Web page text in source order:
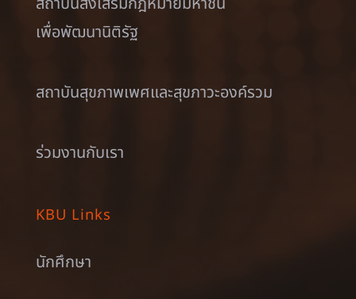
เพื่อพัฒนานิติรัฐ
สถาบันสุขภาพเพศและสุขภาวะองค์รวม
ร่วมงานกับเรา
KBU Links
นักศึกษา